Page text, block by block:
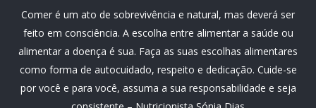
Comer é um ato de sobrevivência e natural, mas deverá ser
feito em consciência. A escolha entre alimentar a saúde ou
alimentar a doença é sua. Faça as suas escolhas alimentares
como forma de autocuidado, respeito e dedicação. Cuide-se
por você e para você, assuma a sua responsabilidade e seja